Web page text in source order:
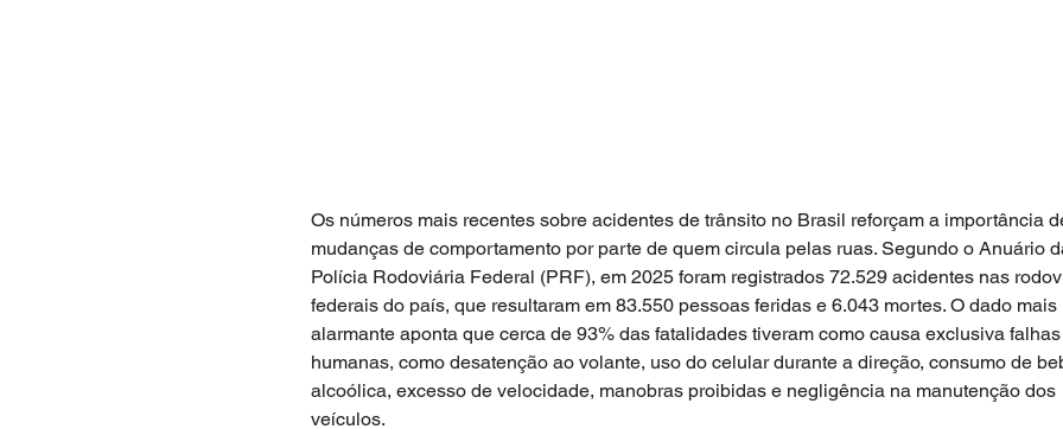
Os números mais recentes sobre acidentes de trânsito no Brasil reforçam a importância
mudanças de comportamento por parte de quem circula pelas ruas. Segundo o Anuário
Polícia Rodoviária Federal (PRF), em 2025 foram registrados 72.529 acidentes nas
federais do país, que resultaram em 83.550 pessoas feridas e 6.043 mortes. O dado mais
alarmante aponta que cerca de 93% das fatalidades tiveram como causa exclusiva falhas
humanas, como desatenção ao volante, uso do celular durante a direção, consumo de
alcoólica, excesso de velocidade, manobras proibidas e negligência na manutenção dos
veículos.